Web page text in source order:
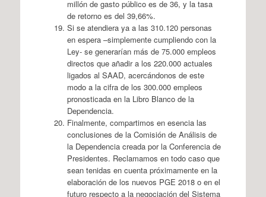
millón de gasto público es de 36, y la tasa
de retorno es del 39,66%.
Si se atendiera ya a las 310.120 personas
en espera –simplemente cumpliendo con la
Ley- se generarían más de 75.000 empleos
directos que añadir a los 220.000 actuales
ligados al SAAD, acercándonos de este
modo a la cifra de los 300.000 empleos
pronosticada en la Libro Blanco de la
Dependencia.
Finalmente, compartimos en esencia las
conclusiones de la Comisión de Análisis de
la Dependencia creada por la Conferencia de
Presidentes. Reclamamos en todo caso que
sean tenidas en cuenta próximamente en la
elaboración de los nuevos PGE 2018 o en el
futuro respecto a la negociación del Sistema